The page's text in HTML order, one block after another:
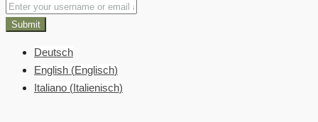
Submit
Deutsch
English (Englisch)
Italiano (Italienisch)